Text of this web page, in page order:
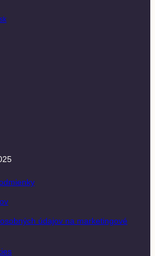
údajov na marketingové